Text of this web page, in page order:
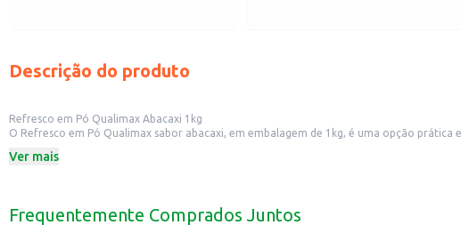
Descrição do produto
Refresco em Pó Qualimax Abacaxi 1kg
O Refresco em Pó Qualimax sabor abacaxi, em embalagem de 1kg, é uma opção
Dicas de Uso:
Pode ser misturado com outras frutas para criar novos sabores.
Ver mais
Frequentemente Comprados Juntos